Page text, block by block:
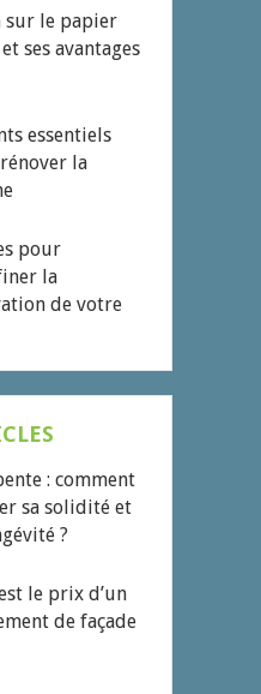
sur le papier
ses avantages
essentiels
la
pour
la
de votre
: comment
sa solidité et
?
le prix d’un
de façade